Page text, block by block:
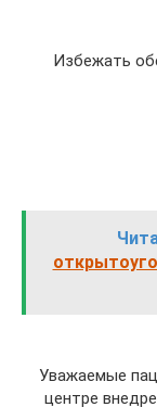
Избежать
Уважаемые
центре